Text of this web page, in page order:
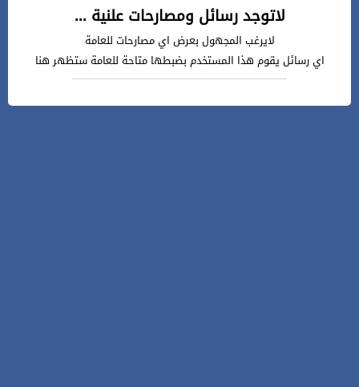
لاتوجد رسائل ومصارحات علنية ...
لايرغب المجهول بعرض اي مصارحات للعامة
اي رسائل يقوم هذا المستخدم بضبطها متاحة للعامة ستظهر هنا